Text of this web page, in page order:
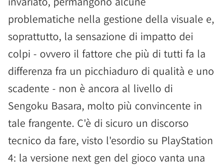
problematiche nella gestione della visuale e,
soprattutto, la sensazione di impatto dei
colpi - ovvero il fattore che più di tutti fa la
differenza fra un picchiaduro di qualità e uno
scadente - non è ancora al livello di
Sengoku Basara, molto più convincente in
tale frangente. C'è di sicuro un discorso
tecnico da fare, visto l'esordio su PlayStation
4: la versione next gen del gioco vanta una